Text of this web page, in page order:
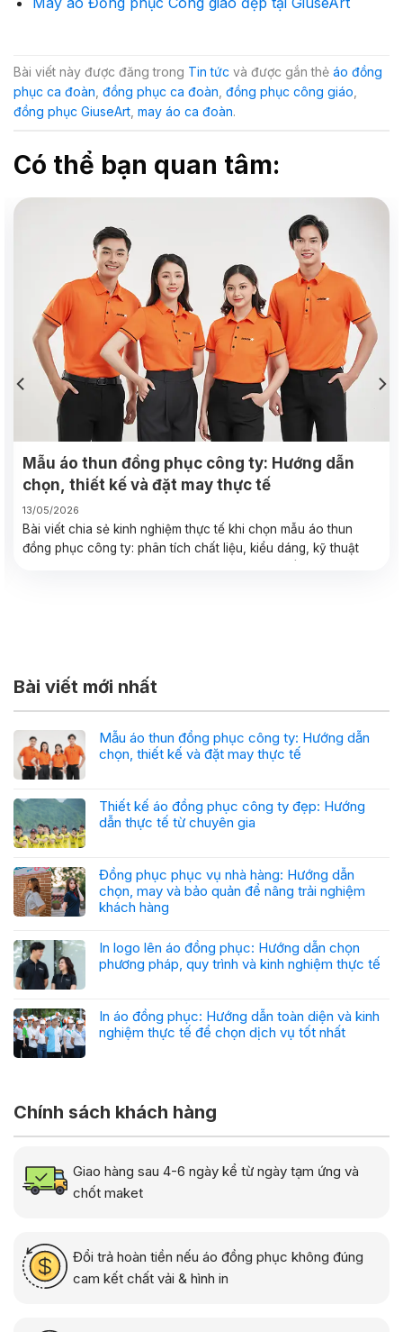
Bài viết này được đăng trong Tin tức và được gắn thẻ áo đồng
phục ca đoàn đồng phục ca đoàn đồng phục công giáo
đồng phục GiuseArt may áo ca đoàn.
Có thể bạn quan tâm:
Mẫu áo thun đồng phục công ty: Hướng dẫn
chọn, thiết kế và đặt may thực tế
13/05/2026
Bài viết chia sẻ kinh nghiệm thực tế khi chọn mẫu áo thun
đồng phục công ty: phân tích chất liệu, kiểu dáng, kỹ thuật
Bài viết mới nhất
Mẫu áo thun đồng phục công ty: Hướng dẫn
chọn, thiết kế và đặt may thực tế
Thiết kế áo đồng phục công ty đẹp: Hướng
dẫn thực tế từ chuyên gia
Đồng phục phục vụ nhà hàng: Hướng dẫn
chọn, may và bảo quản để nâng trải nghiệm
khách hàng
In logo lên áo đồng phục: Hướng dẫn chọn
phương pháp, quy trình và kinh nghiệm thực tế
In áo đồng phục: Hướng dẫn toàn diện và kinh
nghiệm thực tế để chọn dịch vụ tốt nhất
Chính sách khách hàng
Giao hàng sau 4-6 ngày kể từ ngày tạm ứng và
chốt maket
Đổi trả hoàn tiền nếu áo đồng phục không đúng
cam kết chất vải & hình in